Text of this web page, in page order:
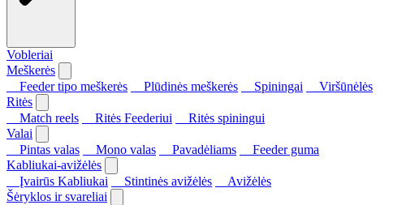
Vobleriai
Meškerės
Feeder tipo meškerės
Plūdinės meškerės Spiningai
Viršūnėlės
Ritės
Match reels
Ritės Feederiui
Ritės spiningui
Valai
Pintas valas
Mono valas Pavadėliams
Feeder guma
Kabliukai-avižėlės
Įvairūs Kabliukai
Stintinės avižėlės
Avižėlės
Šėryklos ir svareliai